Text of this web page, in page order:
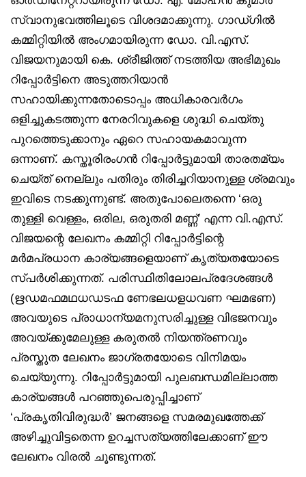
സ്വാനുഭവത്തിലൂടെ വിശദമാക്കുന്നു. ഗാഡ്ഗില്‍
കമ്മിറ്റിയില്‍ അംഗമായിരുന്ന ഡോ. വി.എസ്.
വിജയനുമായി കെ. ശ്രീജിത്ത് നടത്തിയ അഭിമുഖം
റിപ്പോര്‍ട്ടിനെ അടുത്തറിയാന്‍
സഹായിക്കുന്നതോടൊപ്പം അധികാരവര്‍ഗം
ഒളിച്ചുകടത്തുന്ന നേരറിവുകളെ ശുദ്ധി ചെയ്തു
പുറത്തെടുക്കാനും ഏറെ സഹായകമാവുന്ന
ഒന്നാണ്. കസ്തൂരിരംഗന്‍ റിപ്പോര്‍ട്ടുമായി താരതമ്യം
ചെയ്ത് നെല്ലും പതിരും തിരിച്ചറിയാനുള്ള ശ്രമവും
ഇവിടെ നടക്കുന്നുണ്ട്. അതുപോലെതന്നെ ‘ഒരു
തുള്ളി വെള്ളം, ഒരില, ഒരുതരി മണ്ണ്’ എന്ന വി.എസ്.
വിജയന്റെ ലേഖനം കമ്മിറ്റി റിപ്പോര്‍ട്ടിന്റെ
മര്‍മപ്രധാന കാര്യങ്ങളെയാണ് കൃത്യതയോടെ
സ്പര്‍ശിക്കുന്നത്. പരിസ്ഥിതിലോലപ്രദേശങ്ങള്‍
(ഋഡമഫമഥധഡടഫ ണേഭലധളധവണ ഘമഭണ)
അവയുടെ പ്രാധാന്യമനുസരിച്ചുള്ള വിഭജനവും
അവയ്ക്കുമേലുള്ള കരുതല്‍ നിയന്ത്രണവും
പ്രസ്തുത ലേഖനം ജാഗ്രതയോടെ വിനിമയം
ചെയ്യുന്നു. റിപ്പോര്‍ട്ടുമായി പുലബന്ധമില്ലാത്ത
കാര്യങ്ങള്‍ പറഞ്ഞുപെരുപ്പിച്ചാണ്
‘പ്രകൃതിവിരുദ്ധര്‍’ ജനങ്ങളെ സമരമുഖത്തേക്ക്
അഴിച്ചുവിട്ടതെന്ന ഉറച്ചസത്യത്തിലേക്കാണ് ഈ
ലേഖനം വിരല്‍ ചൂണ്ടുന്നത്.